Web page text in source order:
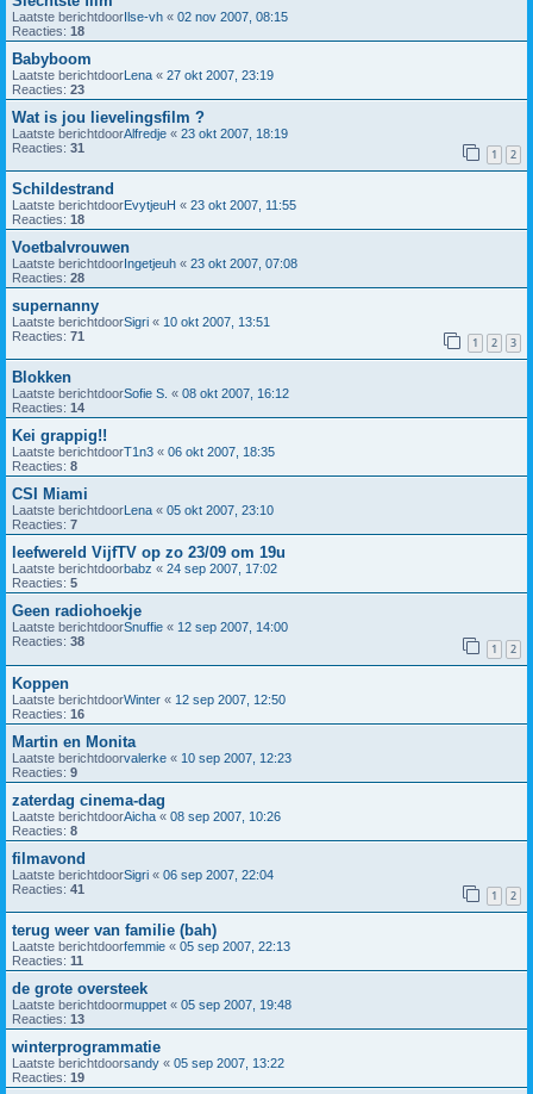
Laatste berichtdoor Ilse-vh « 02 nov 2007, 08:15
Reacties: 18
Babyboom
Laatste berichtdoor Lena « 27 okt 2007, 23:19
Reacties: 23
Wat is jou lievelingsfilm ?
Laatste berichtdoorAlfredje « 23 okt 2007, 18:19
Reacties: 31 1 2
Schildestrand
Laatste berichtdoorEvytjeuH « 23 okt 2007, 11:55
Reacties: 18
Voetbalvrouwen
Laatste berichtdoor Ingetjeuh « 23 okt 2007, 07:08
Reacties: 28
supernanny
Laatste berichtdoorSigri « 10 okt 2007, 13:51
Reacties: 71 1 2 3
Blokken
Laatste berichtdoorSofie S. « 08 okt 2007, 16:12
Reacties: 14
Kei grappig!!
Laatste berichtdoorT1n3 « 06 okt 2007, 18:35
Reacties: 8
CSI Miami
Laatste berichtdoorLena « 05 okt 2007, 23:10
Reacties: 7
leefwereld VijfTV op zo 23/09 om 19u
Laatste berichtdoorbabz « 24 sep 2007, 17:02
Reacties: 5
Geen radiohoekje
Laatste berichtdoorSnuffie « 12 sep 2007, 14:00
Reacties: 38 1 2
Koppen
Laatste berichtdoorWinter « 12 sep 2007, 12:50
Reacties: 16
Martin en Monita
Laatste berichtdoorvalerke « 10 sep 2007, 12:23
Reacties: 9
zaterdag cinema-dag
Laatste berichtdoorAicha « 08 sep 2007, 10:26
Reacties: 8
filmavond
Laatste berichtdoorSigri « 06 sep 2007, 22:04
Reacties: 41 1 2
terug weer van familie (bah)
Laatste berichtdoorfemmie « 05 sep 2007, 22:13
Reacties: 11
de grote oversteek
Laatste berichtdoormuppet « 05 sep 2007, 19:48
Reacties: 13
winterprogrammatie
Laatste berichtdoorsandy « 05 sep 2007, 13:22
Reacties: 19